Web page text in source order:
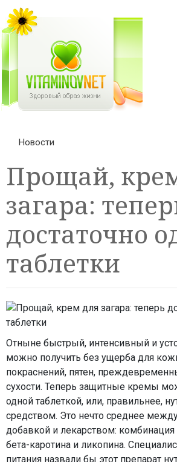
Новости
Прощай,
загара:
достаточно
таблетки
Отныне быстрый, интенсивный и
можно получить без ущерба для
покраснений, пятен,
сухости. Теперь защитные кремы
одной таблеткой, или, правильнее,
средством. Это нечто среднее
добавкой и лекарством: комбинация
бета-каротина и ликопина.
питания назвали бы этот препарат